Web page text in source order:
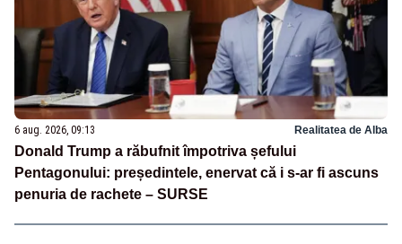
6 aug. 2026, 09:13 Realitatea de Alba
Donald Trump a răbufnit împotriva șefului
Pentagonului: președintele, enervat că i s-ar fi ascuns
penuria de rachete – SURSE